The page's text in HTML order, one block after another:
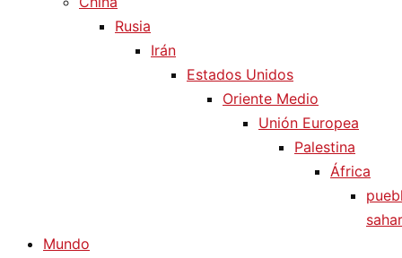
Rusia
Irán
Estados Unidos
Oriente Medio
Unión Europea
Palestina
África
Mundo